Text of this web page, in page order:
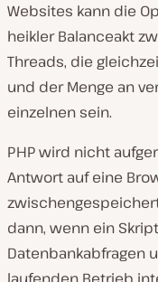
Websites kann die
heikler Balanceakt
Threads, die
und der Menge an
einzelnen sein.
PHP wird nicht
Antwort auf eine
dann, wenn ein
Datenbankabfragen